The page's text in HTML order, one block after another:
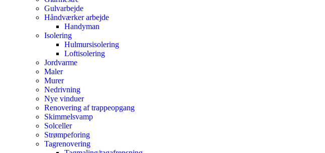
Gulvarbejde
Håndværker arbejde
Handyman
Isolering
Hulmursisolering
Loftisolering
Jordvarme
Maler
Murer
Nedrivning
Nye vinduer
Renovering af trappeopgang
Skimmelsvamp
Solceller
Strømpeforing
Tagrenovering